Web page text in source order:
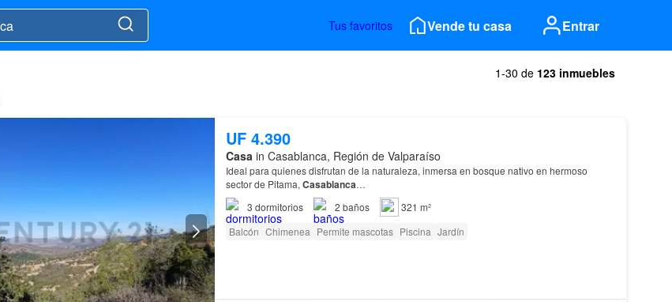
Tus favoritos Vende tu casa Entrar
1-30 de 123 inmuebles
UF 4.390
Casain Casablanca, Región de Valparaíso
Ideal para quienes disfrutan de la naturaleza, inmersa en bosque nativo en hermoso
sector de Pitama, Casablanca…
3 dormitorios 2 baños
321 m²
Balcón Chimenea Permite mascotas Piscina Jardín